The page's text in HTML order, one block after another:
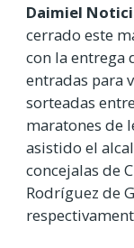
Daimiel
cerrado este
con la entrega
entradas para
sorteadas
maratones de
asistido el
concejalas de
Rodríguez de